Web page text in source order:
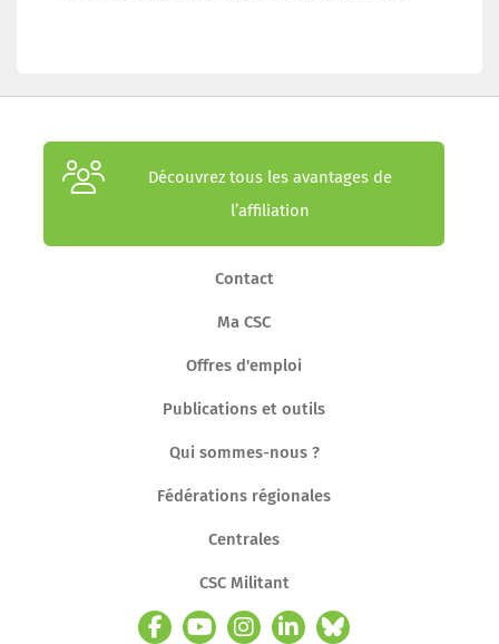
Découvrez tous les avantages de
l’affiliation
Contact
Ma CSC
Offres d'emploi
Publications et outils
Qui sommes-nous ?
Fédérations régionales
Centrales
CSC Militant